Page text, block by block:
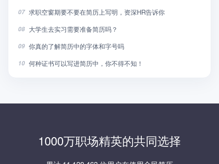
07 求职空窗期要不要在简历上写明，资深HR告诉你
08 大学生去实习需要准备简历吗？
09 你真的了解简历中的字体和字号吗
10 何种证书可以写进简历中，你不得不知！
1000万职场精英的共同选择